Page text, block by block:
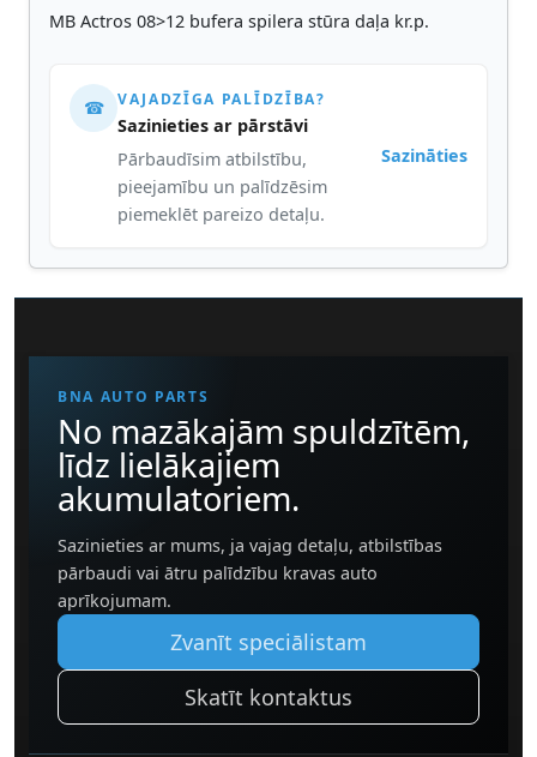
MB Actros 08>12 bufera spilera stūra daļa kr.p.
☎ VAJADZĪGA PALĪDZĪBA?
Sazinieties ar pārstāvi
Pārbaudīsim atbilstību,
pieejamību un palīdzēsim
piemeklēt pareizo detaļu.
Sazināties
BNA AUTO PARTS
No mazākajām spuldzītēm,
līdz lielākajiem
akumulatoriem.
Sazinieties ar mums, ja vajag detaļu, atbilstības
pārbaudi vai ātru palīdzību kravas auto
aprīkojumam.
Zvanīt speciālistam
Skatīt kontaktus